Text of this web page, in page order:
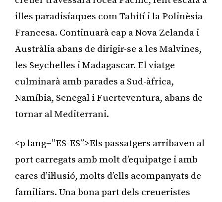
illes paradisíaques com Tahití i la Polinèsia
Francesa. Continuarà cap a Nova Zelanda i
Austràlia abans de dirigir-se a les Malvines,
les Seychelles i Madagascar. El viatge
culminarà amb parades a Sud-àfrica,
Namíbia, Senegal i Fuerteventura, abans de
tornar al Mediterrani.
<p lang=”ES-ES”>Els passatgers arribaven al
port carregats amb molt d’equipatge i amb
cares d’il·lusió, molts d’ells acompanyats de
familiars. Una bona part dels creueristes